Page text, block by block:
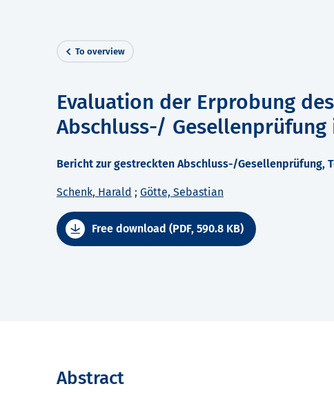
To overview
Evaluation der Erprobung
Abschluss-/
Bericht zur gestreckten Abschluss-/Gesellenprüfung,
Schenk, Harald ; Götte, Sebastian
Free download (PDF, 590.8 KB)
Abstract